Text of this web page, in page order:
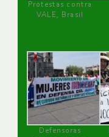
Protestas contra
VALE, Brasil
Defensoras